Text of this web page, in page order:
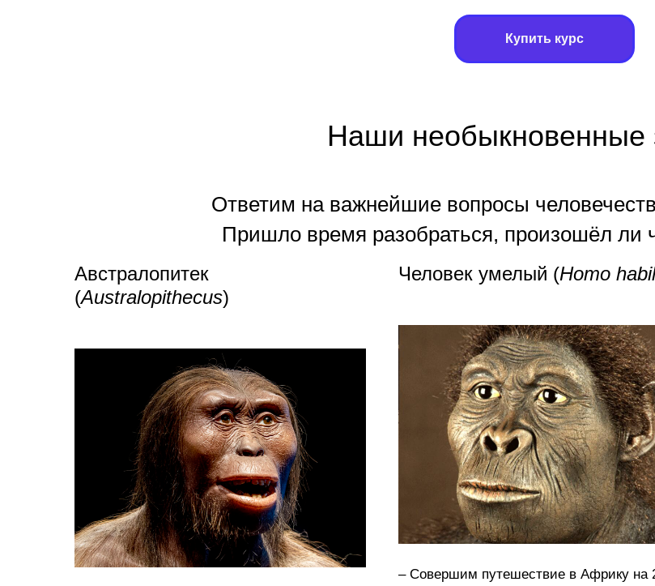
Купить курс
Наши необыкновенные
Ответим на важнейшие вопросы
Пришло время разобраться, произошёл ли
Австралопитек
(Australopithecus)
Человек умелый (Homo
– Совершим путешествие в Африку на